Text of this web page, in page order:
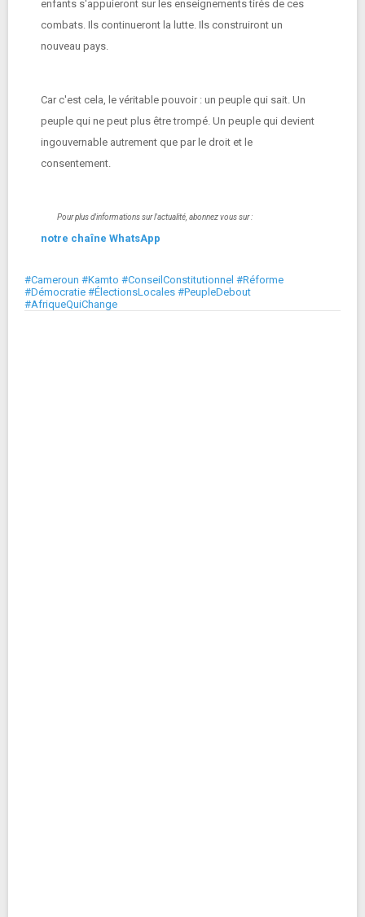
enfants s'appuieront sur les enseignements tirés de ces
combats. Ils continueront la lutte. Ils construiront un
nouveau pays.
Car c'est cela, le véritable pouvoir : un peuple qui sait. Un
peuple qui ne peut plus être trompé. Un peuple qui devient
ingouvernable autrement que par le droit et le
consentement.
Pour plus d'informations sur l'actualité, abonnez vous sur :
notre chaîne WhatsApp
#Cameroun #Kamto #ConseilConstitutionnel #Réforme
#Démocratie #ÉlectionsLocales #PeupleDebout
#AfriqueQuiChange